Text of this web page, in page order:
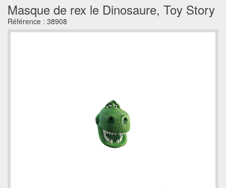
Masque de rex le Dinosaure, Toy Story
Référence : 38908